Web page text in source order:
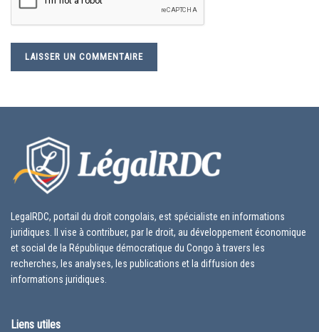
LegalRDC, portail du droit congolais, est spécialiste en informations
juridiques. Il vise à contribuer, par le droit, au développement économique
et social de la République démocratique du Congo à travers les
recherches, les analyses, les publications et la diffusion des
informations juridiques.
Liens utiles